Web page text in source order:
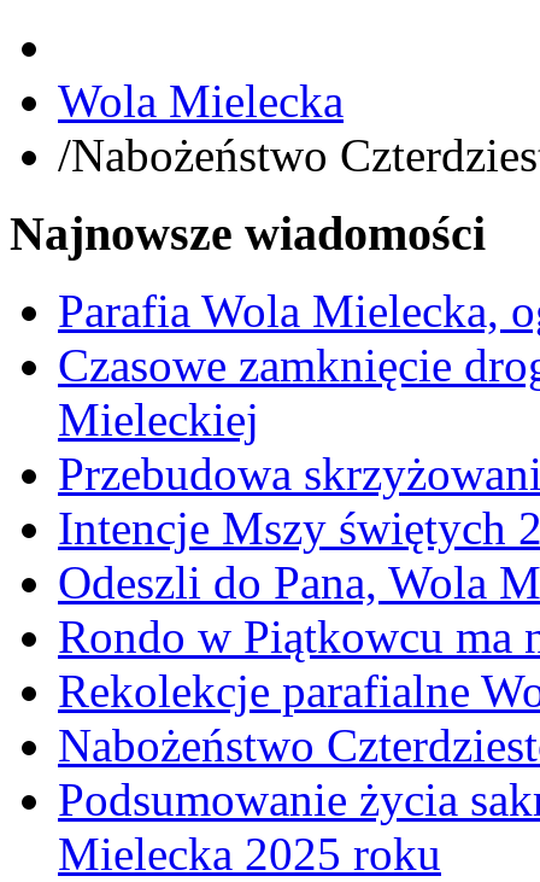
Wola Mielecka
/Nabożeństwo
Najnowsze wiadomości
Parafia Wola Mielecka,
Czasowe zamknięcie
Mieleckiej
Przebudowa
Intencje Mszy świętych
Odeszli do Pana, Wola
Rondo w Piątkowcu ma
Rekolekcje parafialne
Nabożeństwo
Podsumowanie życia
Mielecka 2025 roku